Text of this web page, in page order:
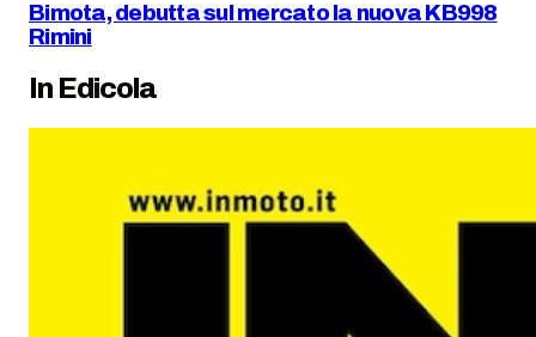
Bimota, debutta sul mercato la nuova KB998
Rimini
In Edicola